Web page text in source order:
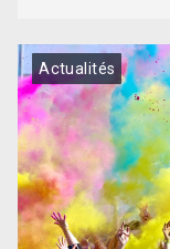
Actualités